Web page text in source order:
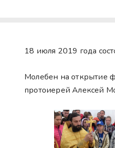
18 июля 2019 года
Молебен на открытие
протоиерей Алексей